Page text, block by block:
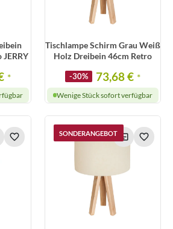
*
Tischlampe Schirm Grau Weiß
Holz Dreibein 46cm Retro
-30% 73,68 € *
Wenige Stück sofort verfügbar
SONDERANGEBOT